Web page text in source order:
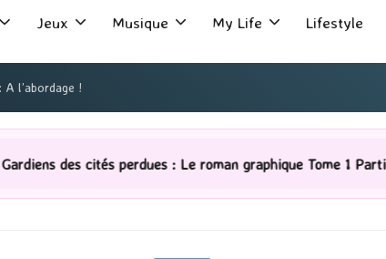
Jeux Musique My Life Lifestyle
l’abordage !
: Le roman graphique Tome 1 Partie 2